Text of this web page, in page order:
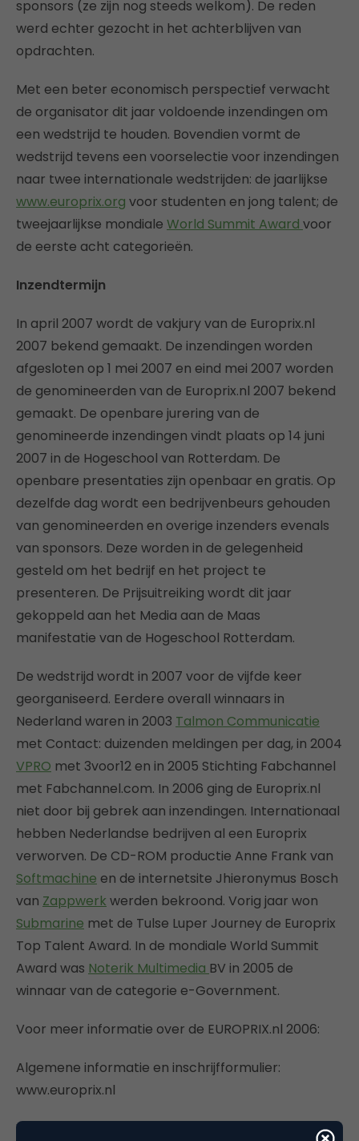
sponsors (ze zijn nog steeds welkom). De reden
werd echter gezocht in het achterblijven van
opdrachten.
Met een beter economisch perspectief verwacht
de organisator dit jaar voldoende inzendingen om
een wedstrijd te houden. Bovendien vormt de
wedstrijd tevens een voorselectie voor inzendingen
naar twee internationale wedstrijden: de jaarlijkse
www.europrix.org voor studenten en jong talent; de
tweejaarlijkse mondiale World Summit Award voor
de eerste acht categorieën.
Inzendtermijn
In april 2007 wordt de vakjury van de Europrix.nl
2007 bekend gemaakt. De inzendingen worden
afgesloten op 1 mei 2007 en eind mei 2007 worden
de genomineerden van de Europrix.nl 2007 bekend
gemaakt. De openbare jurering van de
genomineerde inzendingen vindt plaats op 14 juni
2007 in de Hogeschool van Rotterdam. De
openbare presentaties zijn openbaar en gratis. Op
dezelfde dag wordt een bedrijvenbeurs gehouden
van genomineerden en overige inzenders evenals
van sponsors. Deze worden in de gelegenheid
gesteld om het bedrijf en het project te
presenteren. De Prijsuitreiking wordt dit jaar
gekoppeld aan het Media aan de Maas
manifestatie van de Hogeschool Rotterdam.
De wedstrijd wordt in 2007 voor de vijfde keer
georganiseerd. Eerdere overall winnaars in
Nederland waren in 2003 Talmon Communicatie
met Contact: duizenden meldingen per dag, in 2004
VPRO met 3voor12 en in 2005 Stichting Fabchannel
met Fabchannel.com. In 2006 ging de Europrix.nl
niet door bij gebrek aan inzendingen. Internationaal
hebben Nederlandse bedrijven al een Europrix
verworven. De CD-ROM productie Anne Frank van
Softmachine en de internetsite Jhieronymus Bosch
van Zappwerk werden bekroond. Vorig jaar won
Submarine met de Tulse Luper Journey de Europrix
Top Talent Award. In de mondiale World Summit
Award was Noterik Multimedia BV in 2005 de
winnaar van de categorie e-Government.
Voor meer informatie over de EUROPRIX.nl 2006:
Algemene informatie en inschrijfformulier:
www.europrix.nl
Voor vragen over inzendingen: Mary Driessen